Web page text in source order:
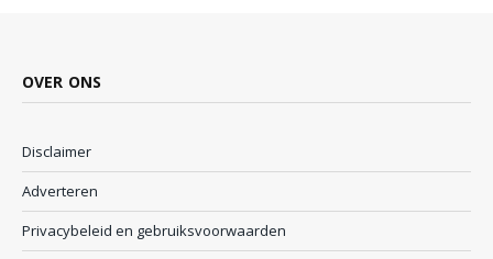
OVER ONS
Disclaimer
Adverteren
Privacybeleid en gebruiksvoorwaarden